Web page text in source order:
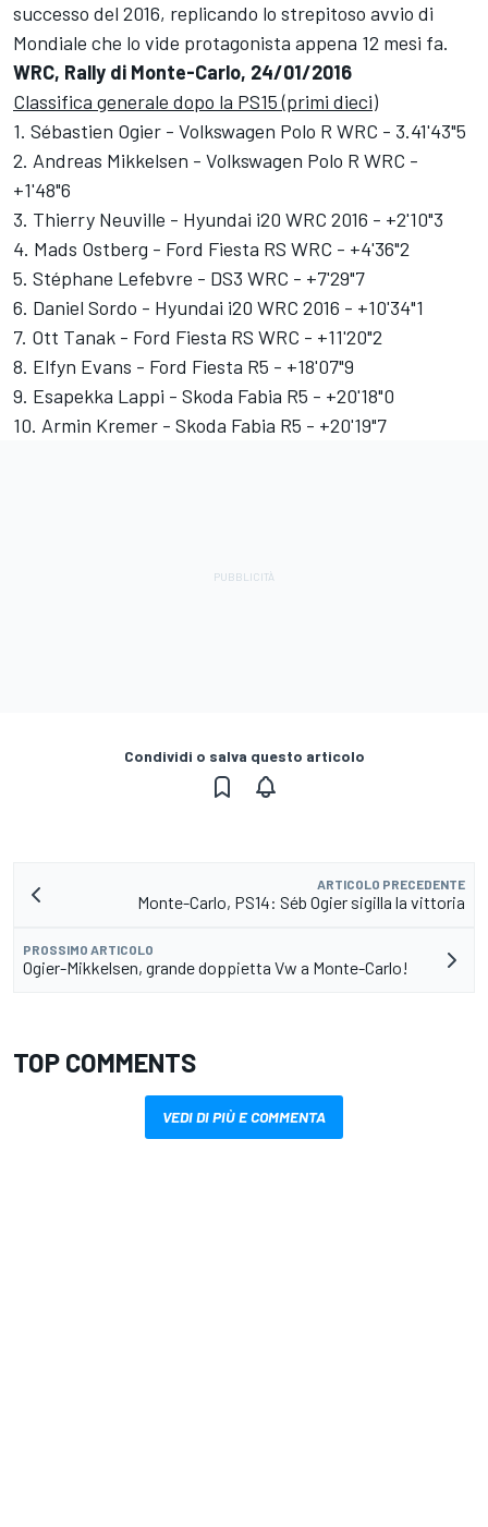
successo del 2016, replicando lo strepitoso avvio di
Mondiale che lo vide protagonista appena 12 mesi fa.
WRC, Rally di Monte-Carlo, 24/01/2016
Classifica generale dopo la PS15 (primi dieci)
1. Sébastien Ogier - Volkswagen Polo R WRC - 3.41'43"5
2. Andreas Mikkelsen - Volkswagen Polo R WRC -
+1'48"6
3. Thierry Neuville - Hyundai i20 WRC 2016 - +2'10"3
4. Mads Ostberg - Ford Fiesta RS WRC - +4'36"2
5. Stéphane Lefebvre - DS3 WRC - +7'29"7
6. Daniel Sordo - Hyundai i20 WRC 2016 - +10'34"1
7. Ott Tanak - Ford Fiesta RS WRC - +11'20"2
8. Elfyn Evans - Ford Fiesta R5 - +18'07"9
9. Esapekka Lappi - Skoda Fabia R5 - +20'18"0
10. Armin Kremer - Skoda Fabia R5 - +20'19"7
Condividi o salva questo articolo
ARTICOLO PRECEDENTE
Monte-Carlo, PS14: Séb Ogier sigilla la vittoria
PROSSIMO ARTICOLO
Ogier-Mikkelsen, grande doppietta Vw a Monte-Carlo!
TOP COMMENTS
VEDI DI PIÙ E COMMENTA